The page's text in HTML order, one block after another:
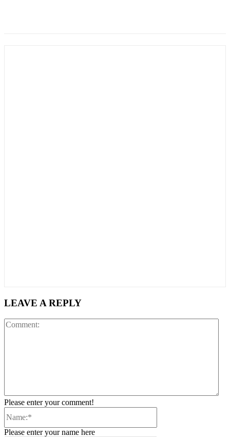
LEAVE A REPLY
Please enter your comment!
Please enter your name here